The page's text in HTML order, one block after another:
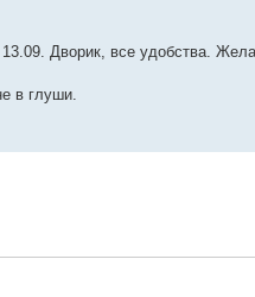
Дворик, все удобства.
в глуши.